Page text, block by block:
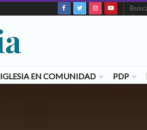
IGLESIA EN COMUNIDAD PDP